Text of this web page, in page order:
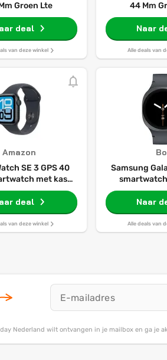
Groen Lte
deal
van deze winkel
44 Mm
Naar
Alle deals van
Amazon
SE 3 GPS 40
met kast
middernacht
middernacht
(S/M). Conditie
bijhouden,
Always‑On
deal
van deze winkel
Samsung
Naar
Alle deals van
Nederland wilt ontvangen in je mailbox en ga je